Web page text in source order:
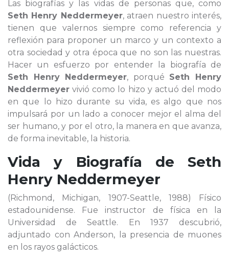
Las biografías y las vidas de personas que, como
Seth Henry Neddermeyer, atraen nuestro interés,
tienen que valernos siempre como referencia y
reflexión para proponer un marco y un contexto a
otra sociedad y otra época que no son las nuestras.
Hacer un esfuerzo por entender la biografía de
Seth Henry Neddermeyer, porqué Seth Henry
Neddermeyer vivió como lo hizo y actuó del modo
en que lo hizo durante su vida, es algo que nos
impulsará por un lado a conocer mejor el alma del
ser humano, y por el otro, la manera en que avanza,
de forma inevitable, la historia.
Vida y Biografía de Seth
Henry Neddermeyer
(Richmond, Michigan, 1907-Seattle, 1988) Físico
estadounidense. Fue instructor de física en la
Universidad de Seattle. En 1937 descubrió,
adjuntado con Anderson, la presencia de muones
en los rayos galácticos.